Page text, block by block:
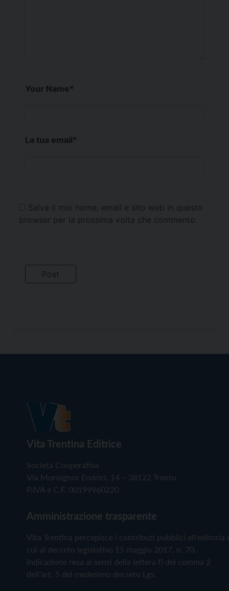
Your Name*
La tua email*
Salva il mio nome, email e sito web in questo
browser per la prossima volta che commento.
Vita Trentina Editrice
Società Cooperativa
Via Monsignor Endrici, 14 – 38122 Trento
P.IVA e C.F. 00199960220
Amministrazione trasparente
Vita Trentina percepisce i contributi pubblici all'editoria
cui al decreto legislativo 15 maggio 2017, n. 70.
Indicazione resa ai sensi della lettera f) del comma 2
dell'art. 5 del medesimo decreto Lgs.